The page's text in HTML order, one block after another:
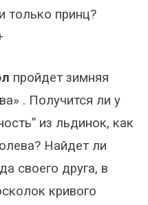
только принц?
пройдет зимняя
. Получится ли у
из льдинок, как
Найдет ли
своего друга, в
кривого